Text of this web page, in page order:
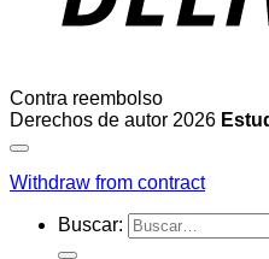
Contra reembolso
Derechos de autor 2026
Withdraw from contract
Buscar: